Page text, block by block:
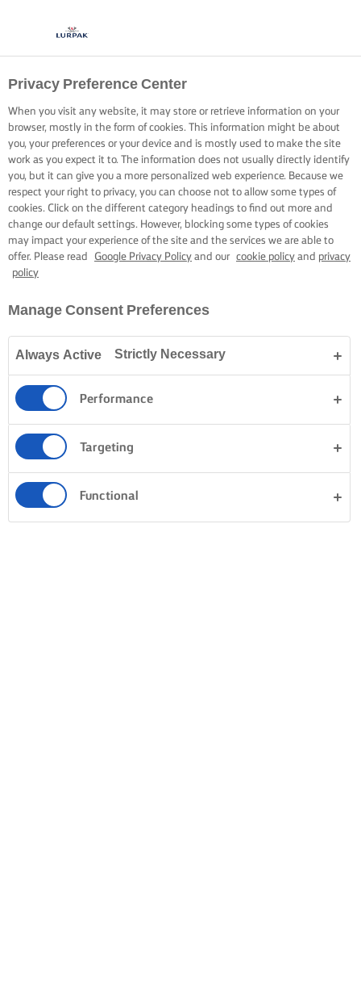
Privacy Preference Center
When you visit any website, it may store or retrieve information on your
browser, mostly in the form of cookies. This information might be about
you, your preferences or your device and is mostly used to make the site
work as you expect it to. The information does not usually directly identify
you, but it can give you a more personalized web experience. Because we
respect your right to privacy, you can choose not to allow some types of
cookies. Click on the different category headings to find out more and
change our default settings. However, blocking some types of cookies
may impact your experience of the site and the services we are able to
offer. Please read
Google Privacy Policy and our cookie policy and privacy
policy
Manage Consent Preferences
Strictly Necessary
Always Active
Performance
Targeting
Functional